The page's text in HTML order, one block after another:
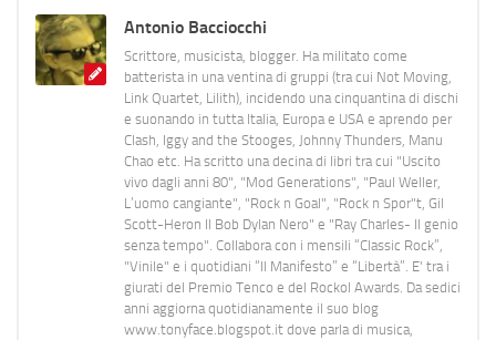
Antonio Bacciocchi
Scrittore, musicista, blogger. Ha militato come
batterista in una ventina di gruppi (tra cui Not Moving,
Link Quartet, Lilith), incidendo una cinquantina di dischi
e suonando in tutta Italia, Europa e USA e aprendo per
Clash, Iggy and the Stooges, Johnny Thunders, Manu
Chao etc. Ha scritto una decina di libri tra cui "Uscito
vivo dagli anni 80", "Mod Generations", "Paul Weller,
L’uomo cangiante", "Rock n Goal", "Rock n Spor"t, Gil
Scott-Heron Il Bob Dylan Nero" e "Ray Charles- Il genio
senza tempo". Collabora con i mensili “Classic Rock”,
"Vinile" e i quotidiani “Il Manifesto” e “Libertà”. E' tra i
giurati del Premio Tenco e del Rockol Awards. Da sedici
anni aggiorna quotidianamente il suo blog
www.tonyface.blogspot.it dove parla di musica,